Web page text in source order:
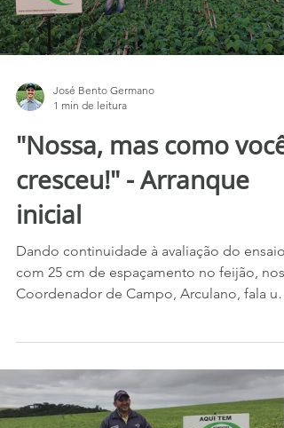
Load video
1 min de leitura
"Nossa, mas como você
cresceu!" - Arranque
inicial
Dando continuidade à avaliação do ensaio